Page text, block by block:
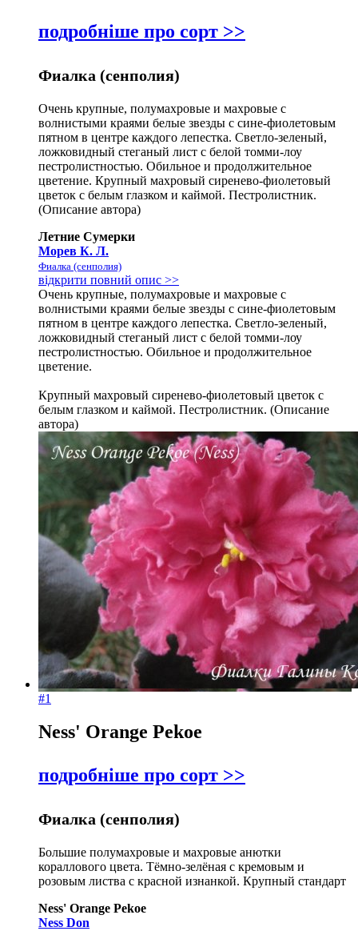
подробніше про сорт >>
Фиалка (сенполия)
Очень крупные, полумахровые и махровые с
волнистыми краями белые звезды с сине-фиолетовым
пятном в центре каждого лепестка. Светло-зеленый,
ложковидный стеганый лист с белой томми-лоу
пестролистностью. Обильное и продолжительное
цветение. Крупный махровый сиренево-фиолетовый
цветок с белым глазком и каймой. Пестролистник.
(Описание автора)
Летние Сумерки
Морев К. Л.
Фиалка (сенполия)
відкрити повний опис >>
Очень крупные, полумахровые и махровые с
волнистыми краями белые звезды с сине-фиолетовым
пятном в центре каждого лепестка. Светло-зеленый,
ложковидный стеганый лист с белой томми-лоу
пестролистностью. Обильное и продолжительное
цветение.
Крупный махровый сиренево-фиолетовый цветок с
белым глазком и каймой. Пестролистник. (Описание
автора)
#1
Ness' Orange Pekoe
подробніше про сорт >>
Фиалка (сенполия)
Большие полумахровые и махровые анютки
кораллового цвета. Тёмно-зелёная с кремовым и
розовым листва с красной изнанкой. Крупный стандарт
Ness' Orange Pekoe
Ness Don